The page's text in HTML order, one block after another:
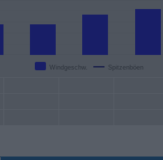
Windgeschw. Spitzenböen